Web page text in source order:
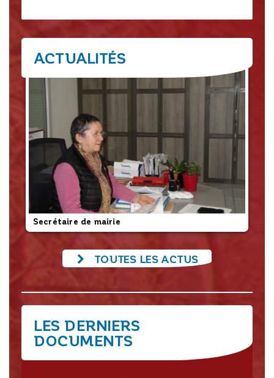
ACTUALITÉS
Secrétaire de mairie
TOUTES LES ACTUS
LES DERNIERS
DOCUMENTS